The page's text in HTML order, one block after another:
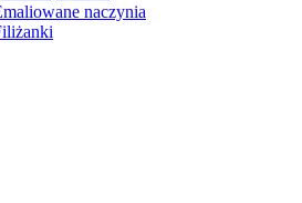
naczynia